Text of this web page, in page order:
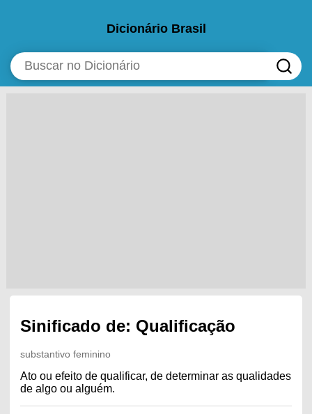
Dicionário Brasil
Sinificado de: Qualificação
substantivo feminino
Ato ou efeito de qualificar, de determinar as qualidades
de algo ou alguém.